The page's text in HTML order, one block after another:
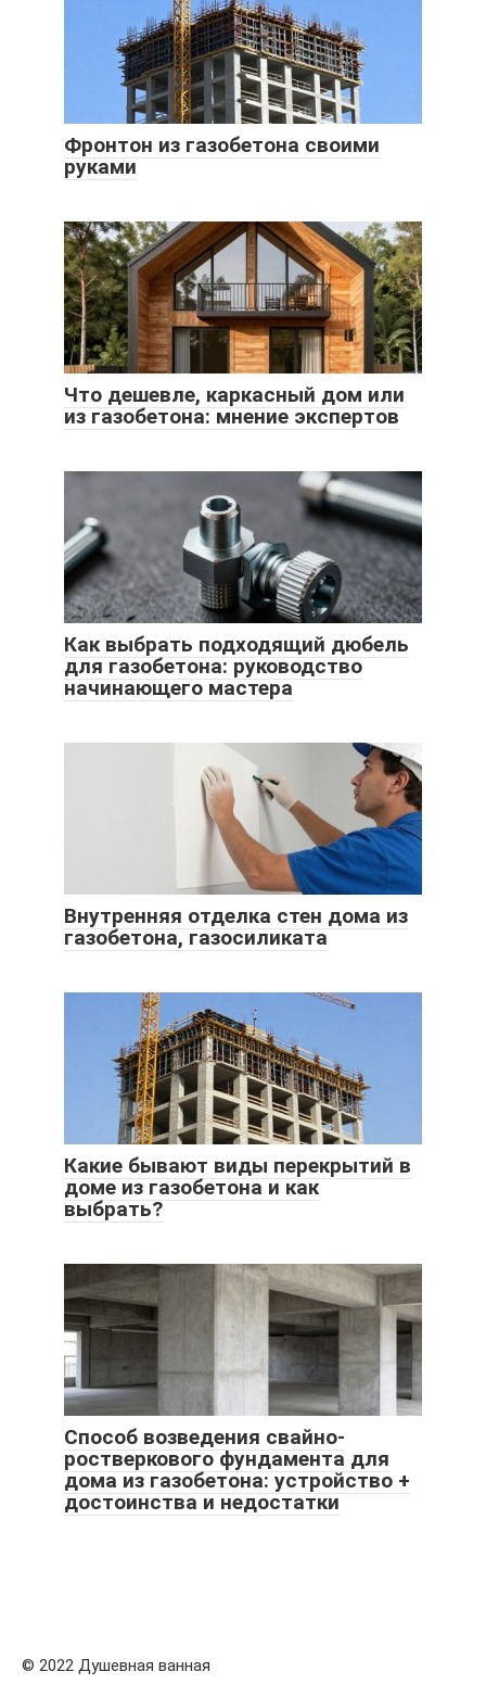
Фронтон из газобетона своими
руками
Что дешевле, каркасный дом или
из газобетона: мнение экспертов
Как выбрать подходящий дюбель
для газобетона: руководство
начинающего мастера
Внутренняя отделка стен дома из
газобетона, газосиликата
Какие бывают виды перекрытий в
доме из газобетона и как
выбрать?
Способ возведения свайно-
ростверкового фундамента для
дома из газобетона: устройство +
достоинства и недостатки
© 2022 Душевная ванная